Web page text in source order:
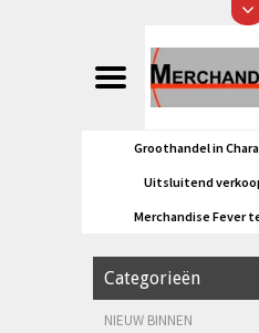
Groothandel in
Uitsluitend
Merchandise Fever
Categorieën
NIEUW BINNEN